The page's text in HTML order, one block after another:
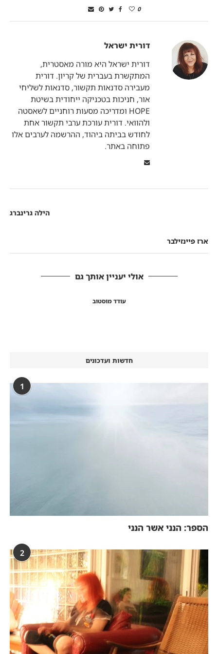
0
דורית ישראל
דורית ישראל היא מורה מאסטרית,
המתקשרת בעברית של קריון. דורית
מעבירה סדנאות תקשור, סדנאות לשליחי
אור, חניכות בטכניקה ייחודית בשיטת
HOPE ומדריכה מסעות רוחניים לשאסטה
ולהוואי. דורית עורכת ערבי תקשור אחת
לחודש בביתה ביהוד, ההרשמה לערבים אלו
פתוחה באתר.
הילה גרינברג
ארז פיינזילבר
אולי יעניין אותך גם
עודד מוסטוב
חדשות ועדכונים
1
הספר: הנני אשר הנני
2